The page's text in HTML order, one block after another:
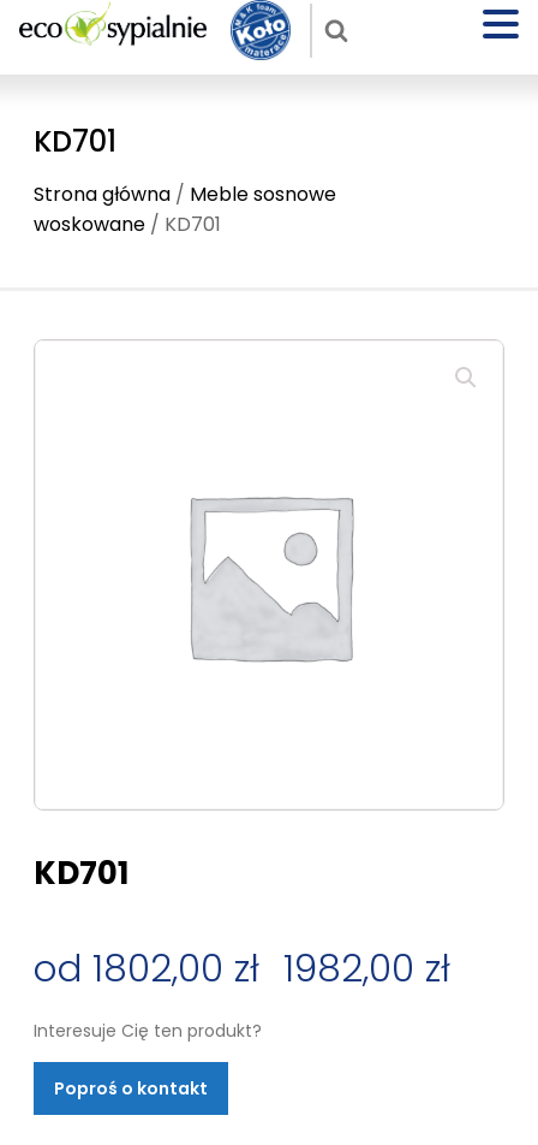
KD701
Strona główna / Meble sosnowe
woskowane / KD701
KD701
1802,00 zł 1982,00 zł
Zakres
cen:
od
Interesuje Cię ten produkt?
Poproś o kontakt